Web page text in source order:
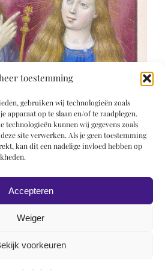
toestemming
gebruiken wij technologieën zoals
apparaat op te slaan en/of te raadplegen.
technologieën kunnen wij gegevens zoals
site verwerken. Als je geen toestemming
kan dit een nadelige invloed hebben op
Accepteren
Weiger
voorkeuren